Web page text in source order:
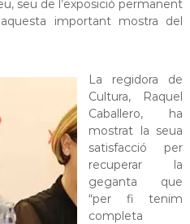
seu de l’exposició permanent
important mostra del
La regidora de
Cultura, Raquel
Caballero, ha
mostrat la seua
satisfacció per
recuperar la
geganta que
“per fi tenim
completa